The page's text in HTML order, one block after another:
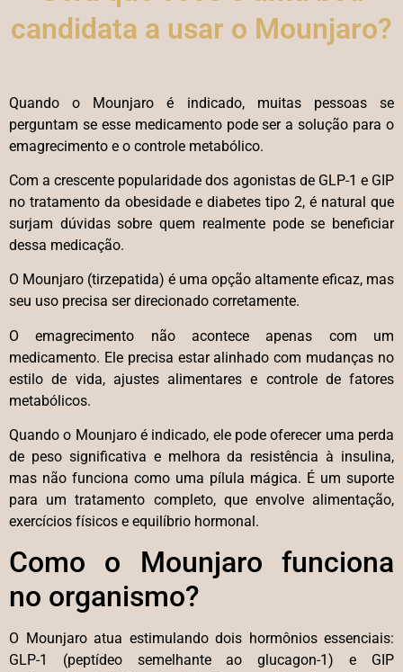
candidata a usar o Mounjaro?
Quando o Mounjaro é indicado, muitas pessoas se
perguntam se esse medicamento pode ser a solução para o
emagrecimento e o controle metabólico.
Com a crescente popularidade dos agonistas de GLP-1 e GIP
no tratamento da obesidade e diabetes tipo 2, é natural que
surjam dúvidas sobre quem realmente pode se beneficiar
dessa medicação.
O Mounjaro (tirzepatida) é uma opção altamente eficaz, mas
seu uso precisa ser direcionado corretamente.
O emagrecimento não acontece apenas com um
medicamento. Ele precisa estar alinhado com mudanças no
estilo de vida, ajustes alimentares e controle de fatores
metabólicos.
Quando o Mounjaro é indicado, ele pode oferecer uma perda
de peso significativa e melhora da resistência à insulina,
mas não funciona como uma pílula mágica. É um suporte
para um tratamento completo, que envolve alimentação,
exercícios físicos e equilíbrio hormonal.
Como o Mounjaro funciona
no organismo?
O Mounjaro atua estimulando dois hormônios essenciais:
GLP-1 (peptídeo semelhante ao glucagon-1) e GIP